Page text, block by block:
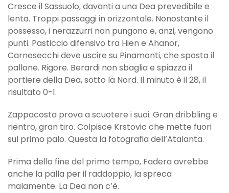
Cresce il Sassuolo, davanti a una Dea prevedibile e
lenta. Troppi passaggi in orizzontale. Nonostante il
possesso, i nerazzurri non pungono e, anzi, vengono
punti. Pasticcio difensivo tra Hien e Ahanor,
Carnesecchi deve uscire su Pinamonti, che sposta il
pallone. Rigore. Berardi non sbaglia e spiazza il
portiere della Dea, sotto la Nord. Il minuto è il 28, il
risultato 0-1.
Zappacosta prova a scuotere i suoi. Gran dribbling e
rientro, gran tiro. Colpisce Krstovic che mette fuori
sul primo palo. Questa la fotografia dell’Atalanta.
Prima della fine del primo tempo, Fadera avrebbe
anche la palla per il raddoppio, la spreca
malamente. La Dea non c’è.